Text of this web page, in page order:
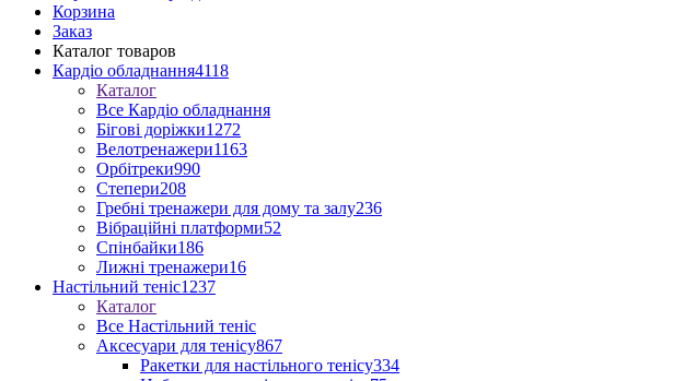
Корзина
Заказ
Каталог товаров
Кардіо обладнання4118
Каталог
Все Кардіо обладнання
Бігові доріжки1272
Велотренажери1163
Орбітреки990
Степери208
Гребні тренажери для дому та залу236
Вібраційні платформи52
Спінбайки186
Лижні тренажери16
Настільний теніс1237
Каталог
Все Настільний теніс
Аксесуари для тенісу867
Ракетки для настільного тенісу334